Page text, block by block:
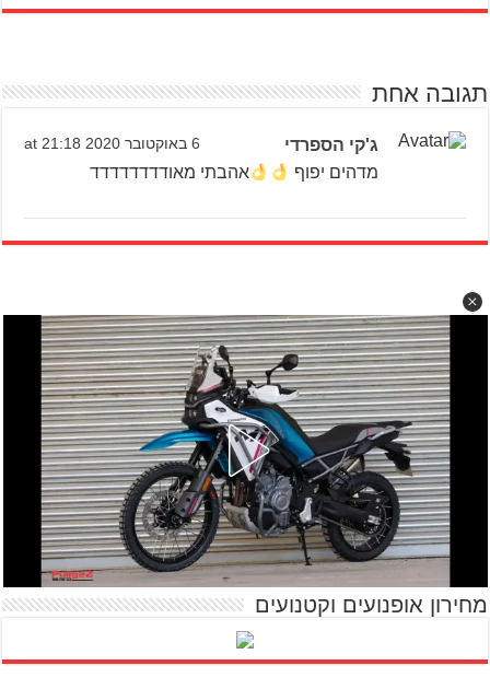
תגובה אחת
ג'קי הספרדי 6 באוקטובר 2020 at 21:18
מדהים יפוף אהבתי מאודדדדדדדד
מחירון אופנועים וקטנועים